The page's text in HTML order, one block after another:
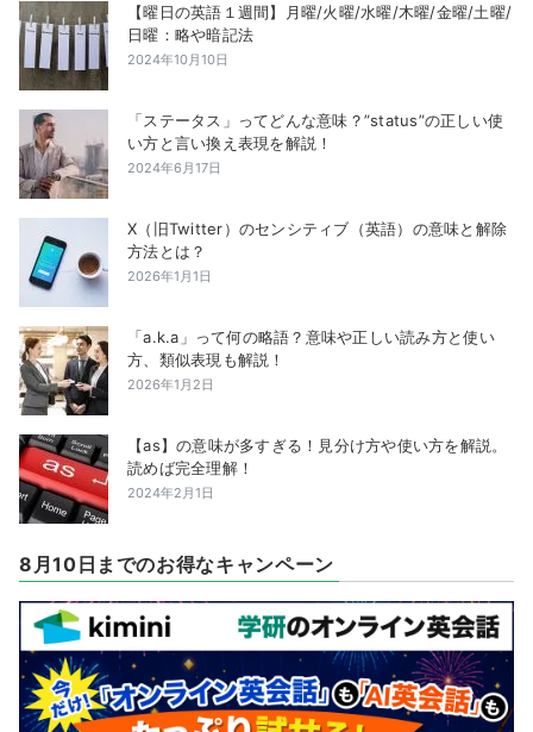
【曜日の英語１週間】月曜/火曜/水曜/木曜/金曜/土曜/
日曜：略や暗記法
2024年10月10日
「ステータス」ってどんな意味？”status”の正しい使
い方と言い換え表現を解説！
2024年6月17日
X（旧Twitter）のセンシティブ（英語）の意味と解除
方法とは？
2026年1月1日
「a.k.a」って何の略語？意味や正しい読み方と使い
方、類似表現も解説！
2026年1月2日
【as】の意味が多すぎる！見分け方や使い方を解説。
読めば完全理解！
2024年2月1日
8月10日までのお得なキャンペーン